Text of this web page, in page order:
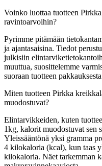
Voinko luottaa tuotteen
ravintoarvoihin?
Pyrimme pitämään
ja ajantasaisina. Tiedot
julkisiin
muuttua, suosittelemme
suoraan tuotteen
Miten tuotteen Pirkka
muodostuvat?
Elintarvikkeiden, kuten
1kg, kalorit muodostuvat sen
Yleissääntönä yksi gramma
4 kilokaloria (kcal), kun taas
kilokaloria. Näet tarkemman